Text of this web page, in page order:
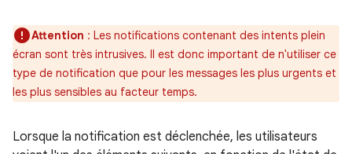
Attention : Les notifications contenant des intents plein
écran sont très intrusives. Il est donc important de n'utiliser ce
type de notification que pour les messages les plus urgents et
les plus sensibles au facteur temps.
Lorsque la notification est déclenchée, les utilisateurs